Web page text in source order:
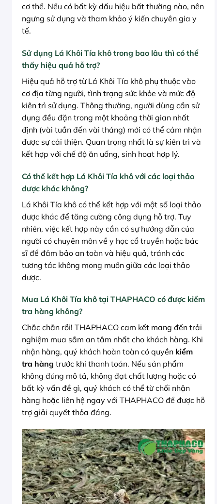
cơ thể. Nếu có bất kỳ dấu hiệu bất thường nào, nên
ngưng sử dụng và tham khảo ý kiến chuyên gia y
tế.
Sử dụng Lá Khôi Tía khô trong bao lâu thì có thể
thấy hiệu quả hỗ trợ?
Hiệu quả hỗ trợ từ Lá Khôi Tía khô phụ thuộc vào
cơ địa từng người, tình trạng sức khỏe và mức độ
kiên trì sử dụng. Thông thường, người dùng cần sử
dụng đều đặn trong một khoảng thời gian nhất
định (vài tuần đến vài tháng) mới có thể cảm nhận
được sự cải thiện. Quan trọng nhất là sự kiên trì và
kết hợp với chế độ ăn uống, sinh hoạt hợp lý.
Có thể kết hợp Lá Khôi Tía khô với các loại thảo
dược khác không?
Lá Khôi Tía khô có thể kết hợp với một số loại thảo
dược khác để tăng cường công dụng hỗ trợ. Tuy
nhiên, việc kết hợp này cần có sự hướng dẫn của
người có chuyên môn về y học cổ truyền hoặc bác
sĩ để đảm bảo an toàn và hiệu quả, tránh các
tương tác không mong muốn giữa các loại thảo
dược.
Mua Lá Khôi Tía khô tại THAPHACO có được kiểm
tra hàng không?
Chắc chắn rồi! THAPHACO cam kết mang đến trải
nghiệm mua sắm an tâm nhất cho khách hàng. Khi
nhận hàng, quý khách hoàn toàn có quyền kiểm
tra hàng trước khi thanh toán. Nếu sản phẩm
không đúng mô tả, không đạt chất lượng hoặc có
bất kỳ vấn đề gì, quý khách có thể từ chối nhận
hàng hoặc liên hệ ngay với THAPHACO để được hỗ
trợ giải quyết thỏa đáng.